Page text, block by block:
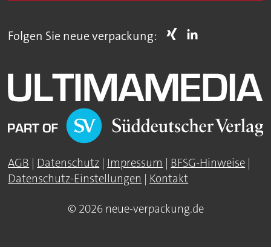
Folgen Sie neue verpackung:
AGB | Datenschutz | Impressum | BFSG-Hinweise |
Datenschutz-Einstellungen | Kontakt
© 2026 neue-verpackung.de